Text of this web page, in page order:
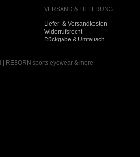
VERSAND & LIEFERUNG
Liefer- & Versandkosten
Widerrufsrecht
Rückgabe & Umtausch
| REBORN sports eyewear & more